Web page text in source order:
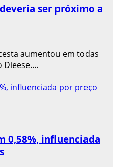
ser próximo a
aumentou em todas
influenciada por preço
0,58%, influenciada